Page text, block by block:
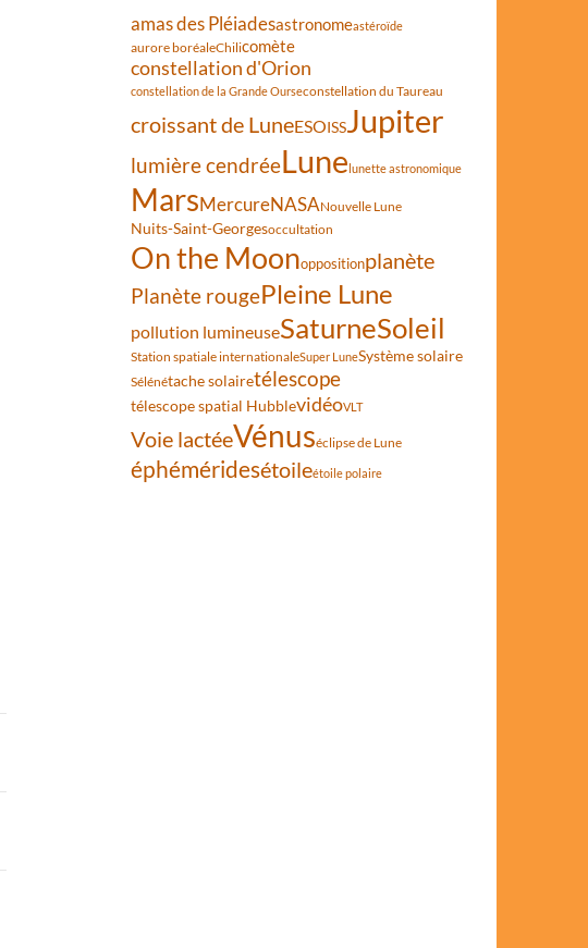
amas des Pléiadesastronomeastéroïde
aurore boréaleChilicomète
constellation d'Orion
constellation de la Grande Ourseconstellation du Taureau
croissant de LuneESOISSJupiter
lumière cendréeLunelunette astronomique
MarsMercureNASANouvelle Lune
Nuits-Saint-Georgesoccultation
On the Moonoppositionplanète
Planète rougePleine Lune
pollution lumineuseSaturneSoleil
Station spatiale internationaleSuper LuneSystème solaire
Sélénétache solairetélescope
télescope spatial HubblevidéoVLT
Voie lactéeVénuséclipse de Lune
éphéméridesétoileétoile polaire